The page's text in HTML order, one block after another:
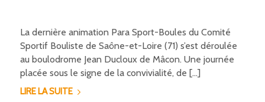
La dernière animation Para Sport-Boules du Comité
Sportif Bouliste de Saône-et-Loire (71) s’est déroulée
au boulodrome Jean Ducloux de Mâcon. Une journée
placée sous le signe de la convivialité, de […]
LIRE LA SUITE